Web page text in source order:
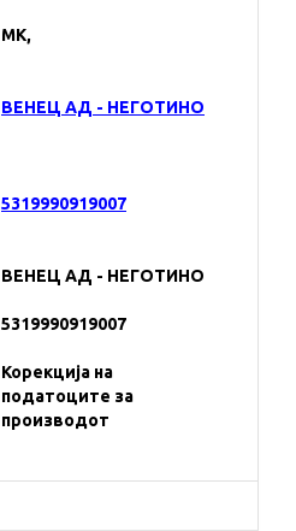
MK,
ВЕНЕЦ АД - НЕГОТИНО
5319990919007
ВЕНЕЦ АД - НЕГОТИНО
5319990919007
Корекција на
податоците за
производот